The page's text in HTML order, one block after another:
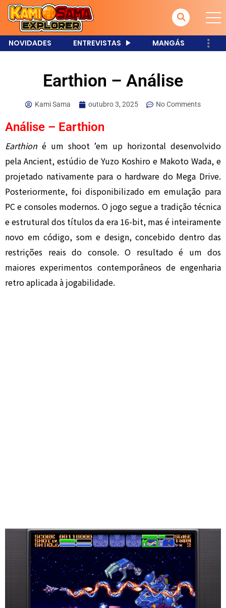
NOVIDADES ENTREVISTAS MANGÁS
Earthion – Análise
Kami Sama outubro 3, 2025 No Comments
Análise – Earthion
Earthion é um shoot ’em up horizontal desenvolvido
pela Ancient, estúdio de Yuzo Koshiro e Makoto Wada, e
projetado nativamente para o hardware do Mega Drive.
Posteriormente, foi disponibilizado em emulação para
PC e consoles modernos. O jogo segue a tradição técnica
e estrutural dos títulos da era 16-bit, mas é inteiramente
novo em código, som e design, concebido dentro das
restrições reais do console. O resultado é um dos
maiores experimentos contemporâneos de engenharia
retro aplicada à jogabilidade.